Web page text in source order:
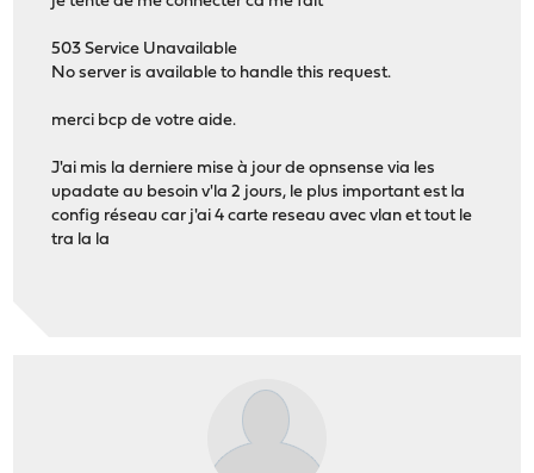
503 Service Unavailable
No server is available to handle this request.
merci bcp de votre aide.
J'ai mis la derniere mise à jour de opnsense via les
upadate au besoin v'la 2 jours, le plus important est la
config réseau car j'ai 4 carte reseau avec vlan et tout le
tra la la